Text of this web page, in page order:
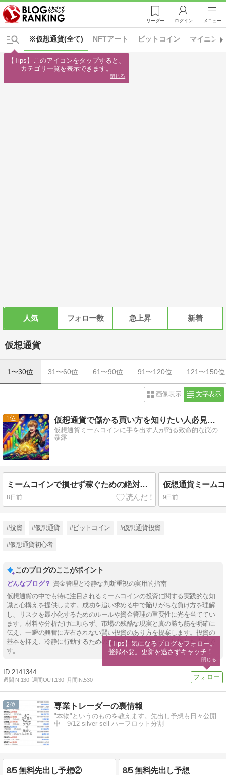
リーダー ログイン メニュー
※仮想通貨(全て) NFTアート ビットコイン マイニング
人気 フォロー数 急上昇 新着
仮想通貨
1〜30位 31〜60位 61〜90位 91〜120位 121〜150位
画像表示 文字表示
1 仮想通貨で儲かる買い方を知りたい人必見、初心者が見落とす
仮想通貨ミームコインに手を出す人が陥る致命的な罠の
暴露
ミームコインで損せず稼ぐための絶対ルール
8日前 9日前
#投資 #仮想通貨 #ビットコイン #仮想通貨投資
#仮想通貨初心者
このブログのここがポイント
資金管理と冷静な判断重視の実用的指南
仮想通貨の中でも特に注目されるミームコインの投資に関する実践的な知
識と心構えを提供します。成功を追い求める中で陥りがちな負け方を理解
し、リスクを最小化するためのルールや資金管理の重要性に光を当ててい
ます。材料や分析だけに頼らず、市場の残酷な現実と真の勝ち筋を明確に
伝え、一瞬の興奮に左右されない賢い投資のあり方を提案します。投資の
基本を抑え、冷静に行動するための知識を身につけたい方に適した内容で
す。
2141344
週間IN:130 週間OUT:130 月間IN:530
2 専業トレーダーの裏情報
"本物"というのものを教えます。先出し予想も日々公開
中 9/12 silver sell ハーフロット分割
8/5 無料先出し予想② 8/5 無料先出し予想
【Tips】このアイコンをタップすると、
カテゴリ一覧を表示できます。
閉じる
【Tips】気になるブログをフォロー。
登録不要。更新を逃さずキャッチ！
閉じる